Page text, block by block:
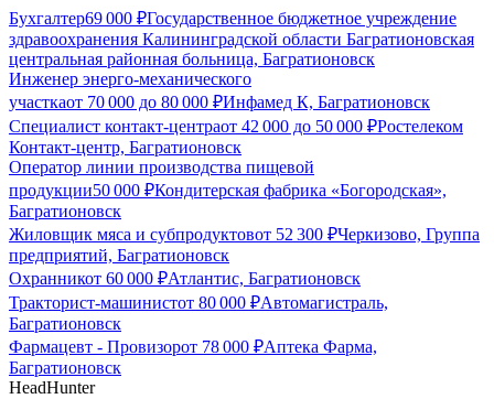
Бухгалтер69 000 ₽Государственное бюджетное учреждение
здравоохранения Калининградской области Багратионовская
центральная районная больница, Багратионовск
Инженер энерго-механического
участкаот 70 000 до 80 000 ₽Инфамед К, Багратионовск
Специалист контакт-центраот 42 000 до 50 000 ₽Ростелеком
Контакт-центр, Багратионовск
Оператор линии производства пищевой
продукции50 000 ₽Кондитерская фабрика «Богородская»,
Багратионовск
Жиловщик мяса и субпродуктовот 52 300 ₽Черкизово, Группа
предприятий, Багратионовск
Охранникот 60 000 ₽Атлантис, Багратионовск
Тракторист-машинистот 80 000 ₽Автомагистраль,
Багратионовск
Фармацевт - Провизорот 78 000 ₽Аптека Фарма,
Багратионовск
HeadHunter